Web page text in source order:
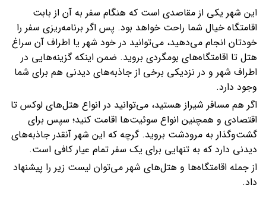
این شهر یکی از مقاصدی است که هنگام سفر به آن از بابت
اقامتگاه خیال شما راحت خواهد بود. پس اگر برنامه‌ریزی سفر را
خودتان انجام می‌دهید، می‌توانید در خود شهر یا اطراف آن سراغ
هتل تا اقامتگاه‌های بومگردی بروید. ضمن اینکه گزینه‌هایی در
اطراف شهر و در نزدیکی برخی از جاذبه‌های دیدنی هم برای شما
وجود دارد.
اگر هم مسافر شیراز هستید، می‌توانید در انواع هتل‌های لوکس تا
اقتصادی و همچنین انواع سوئیت‌ها اقامت کنید؛ سپس برای
گشت‌وگذار به مرودشت بروید. گرچه که این شهر آنقدر جاذبه‌های
دیدنی دارد که به‌ تنهایی برای یک سفر تمام عیار کافی است.
از جمله اقامتگاه‌ها و هتل‌های شهر می‌توان لیست زیر را پیشنهاد
داد.